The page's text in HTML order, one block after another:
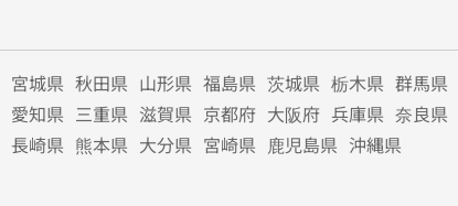
宮城県 秋田県 山形県 福島県 茨城県 栃木県 群馬県
愛知県 三重県 滋賀県 京都府 大阪府 兵庫県 奈良県
長崎県 熊本県 大分県 宮崎県 鹿児島県 沖縄県